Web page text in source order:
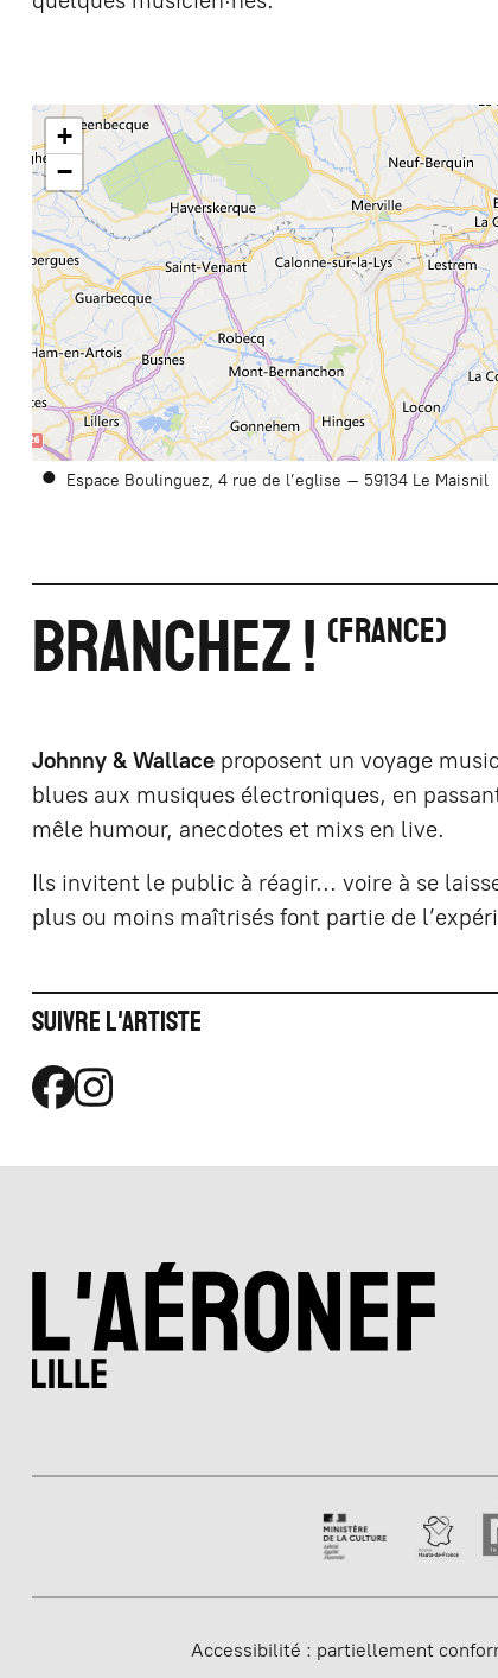
+
−
Espace Boulinguez, 4 rue de l’eglise 59134 Le Maisnil
BRANCHEZ ! FRANCE
Johnny & Wallaceproposent un voyage
blues aux musiques électroniques, en
mêle humour, anecdotes et mixs en live.
Ils invitent le public à réagir... voire à se
plus ou moins maîtrisés font partie de
Suivre l'artiste
Accessibilité : partiellement